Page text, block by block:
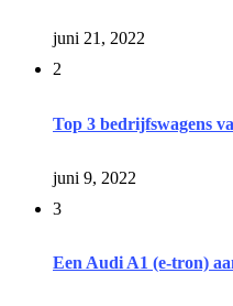
juni 21, 2022
2
Top 3 bedrijfswagens
juni 9, 2022
3
Een Audi A1 (e-tron)